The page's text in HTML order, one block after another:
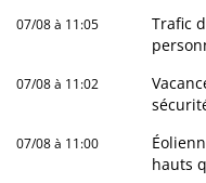
07/08 à 11:05
Trafic
07/08 à 11:02
07/08 à 11:00
hauts